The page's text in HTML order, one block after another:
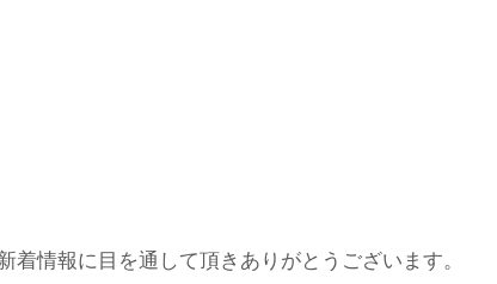
着情報に目を通して頂きありがとうございます。